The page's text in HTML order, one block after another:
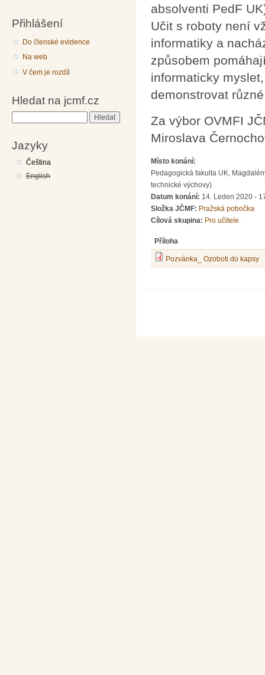
Přihlášení
Do členské evidence
Na web
V čem je rozdíl
Hledat na jcmf.cz
Jazyky
Čeština
English
absolventi PedF
Učit s roboty není
informatiky a
způsobem
informaticky
demonstrovat
Za výbor OVMFI
Miroslava
Místo konání:
Pedagogická fakulta UK,
technické výchovy)
Datum konání: 14. Leden 2020 -
Složka JČMF: Pražská pobočka
Cílová skupina: Pro učitele.
Příloha
Pozvánka_ Ozoboti do kapsy